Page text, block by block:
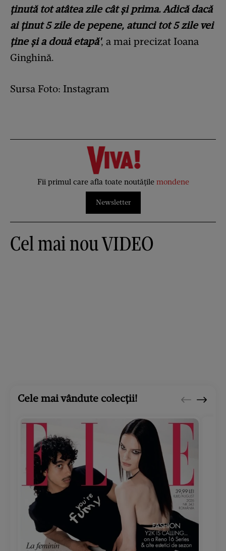
ținută tot atâtea zile cât şi prima. Adică dacă
ai ținut 5 zile de pepene, atunci tot 5 zile vei
ține şi a două etapă', a mai precizat Ioana
Ginghină.
Sursa Foto: Instagram
Fii primul care afla toate noutățile mondene
Newsletter
Cel mai nou VIDEO
Cele mai vândute colecții!